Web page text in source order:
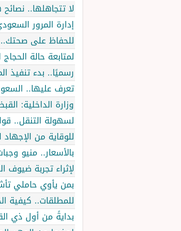
لا تتجاهلها..
إدارة المرور
للحفاظ على صحتك.. تجمع
لمتابعة حالة
رسميًا.. بدء تنفيذ
تعرف عليها..
وزارة الداخلية: القبض على
لسهولة التنقل.. قوات أمن الحج تكشف
للوقاية من
بالأسعار.. منيو
لإثراء تجربة ضيوف
بمن يأوي حاملي تأشيرات
للمطلقات.. كيفية
بدايةً من أول ذي